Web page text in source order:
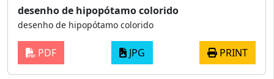
desenho de hipopótamo colorido
desenho de hipopótamo colorido
PDF JPG PRINT